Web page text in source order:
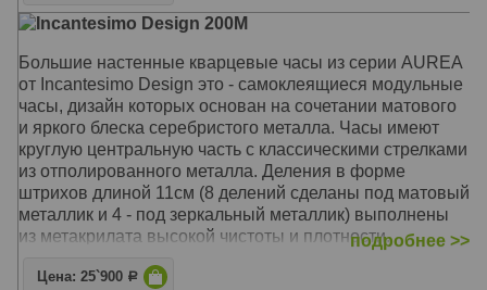
тонированными в цвет серого дерева. Кварцевый
механизм часов - UTS (Германия), бесшумный, с
плавным ходом. Диаметр часов, после размещения на
стене, составляет 80-100см. В комплект поставки
входят: часовой механизм со встроенными стрелками,
стикеры-деления, шаблон для крепления на стену,
саморез. Дизайн и производство - Италия, Милан.
Механизм: Кварцевый UTS (Германия)
Корпус: Метакрилат
Размер: Диаметр 80-100 см
Incantesimo Design 200M
Большие настенные кварцевые часы из серии AUREA
от Incantesimo Design это - самоклеящиеся модульные
часы, дизайн которых основан на сочетании матового
и яркого блеска серебристого металла. Часы имеют
круглую центральную часть с классическими стрелками
из отполированного металла. Деления в форме
штрихов длиной 11см (8 делений сделаны под матовый
металлик и 4 - под зеркальный металлик) выполнены
из метакрилата высокой чистоты и плотности.
плавным ходом. Диаметр размещенных на стене часов
подробнее >>
Цена: 25`900 Р